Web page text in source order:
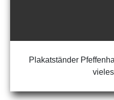
Plakatständer